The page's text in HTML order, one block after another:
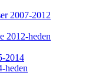
2007-2012
2012-heden
2014
heden